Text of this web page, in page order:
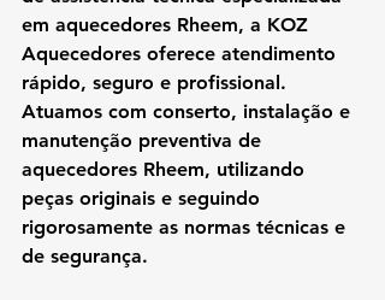
em aquecedores Rheem, a KOZ
Aquecedores oferece atendimento
rápido, seguro e profissional.
Atuamos com conserto, instalação e
manutenção preventiva de
aquecedores Rheem, utilizando
peças originais e seguindo
rigorosamente as normas técnicas e
de segurança.